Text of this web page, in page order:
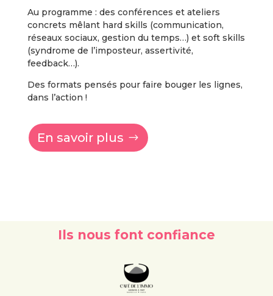
Au programme : des conférences et ateliers
concrets mêlant hard skills (communication,
réseaux sociaux, gestion du temps…) et soft skills
(syndrome de l’imposteur, assertivité,
feedback…).
Des formats pensés pour faire bouger les lignes,
dans l’action !
En savoir plus
Ils nous font confiance